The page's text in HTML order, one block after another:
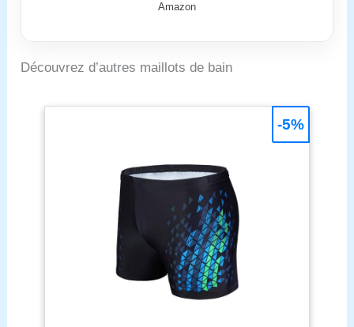
Amazon
Découvrez d’autres maillots de bain
-5%